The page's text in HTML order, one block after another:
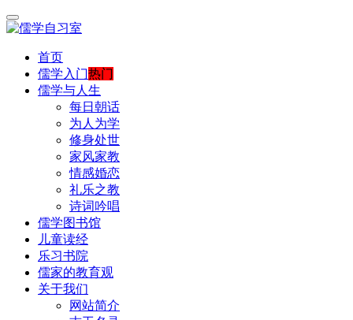
首页
儒学入门热门
儒学与人生
每日朝话
为人为学
修身处世
家风家教
情感婚恋
礼乐之教
诗词吟唱
儒学图书馆
儿童读经
乐习书院
儒家的教育观
关于我们
网站简介